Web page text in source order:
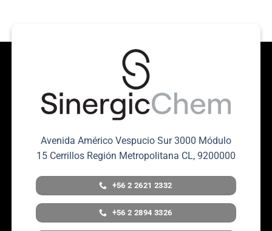
Avenida Américo Vespucio Sur 3000 Módulo
15 Cerrillos Región Metropolitana CL, 9200000
+56 2 2621 2332
+56 2 2894 3326